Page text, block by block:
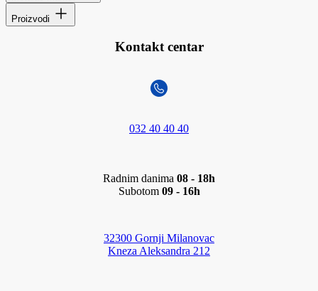
Proizvodi
Kontakt centar
032 40 40 40
Radnim danima 08 - 18h
Subotom 09 - 16h
32300 Gornji Milanovac
Kneza Aleksandra 212